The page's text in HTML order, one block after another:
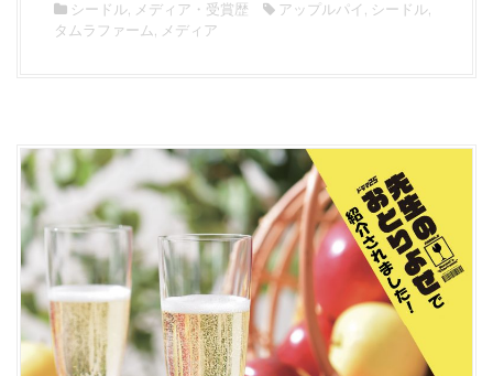
シードル, メディア・受賞歴 アップルパイ , シードル,
タムラファーム, メディア